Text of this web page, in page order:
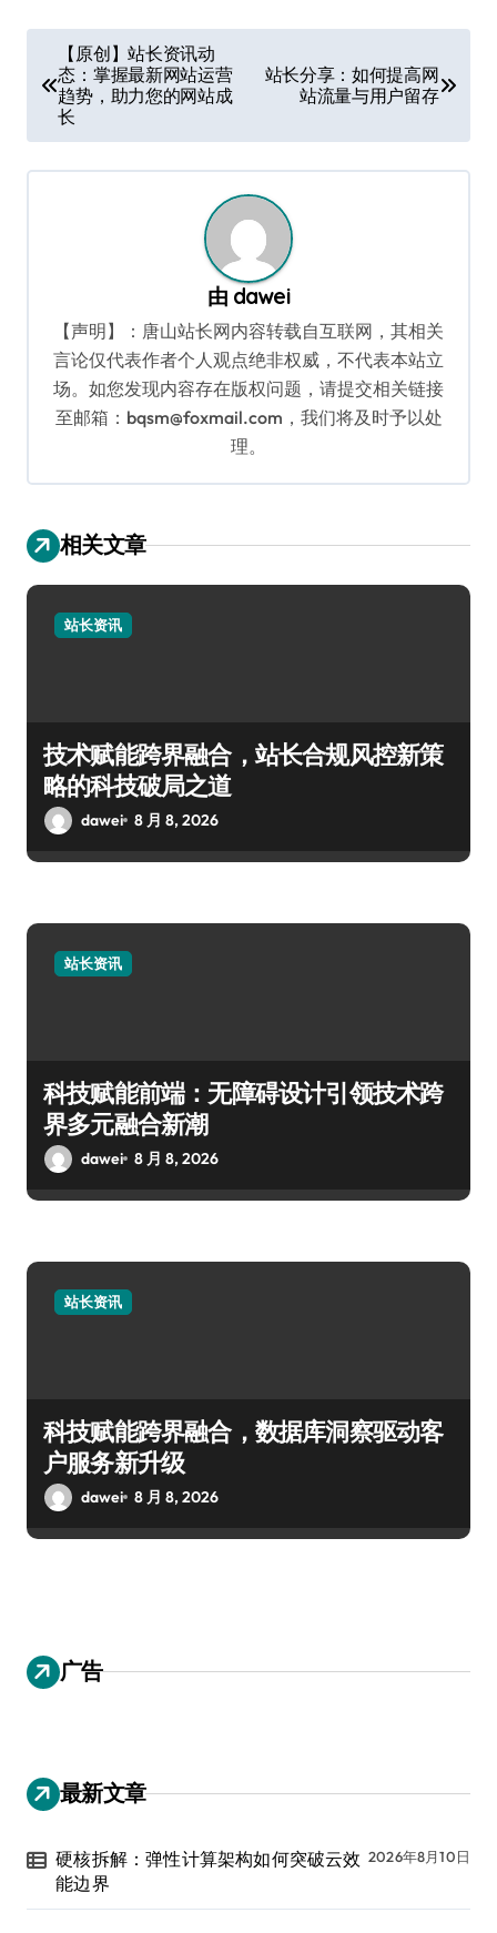
章
【原创】站长资讯动
态：掌握最新网站运营
趋势，助力您的网站成
长
站长分享：如何提高网
站流量与用户留存
由 dawei
【声明】：唐山站长网内容转载自互联网，其相关
言论仅代表作者个人观点绝非权威，不代表本站立
场。如您发现内容存在版权问题，请提交相关链接
至邮箱：bqsm@foxmail.com，我们将及时予以处
理。
相关文章
站长资讯
技术赋能跨界融合，站长合规风控新策
略的科技破局之道
dawei 8 月 8, 2026
站长资讯
科技赋能前端：无障碍设计引领技术跨
界多元融合新潮
dawei 8 月 8, 2026
站长资讯
科技赋能跨界融合，数据库洞察驱动客
户服务新升级
dawei 8 月 8, 2026
广告
最新文章
硬核拆解：弹性计算架构如何突破云效
能边界
2026年8月10日